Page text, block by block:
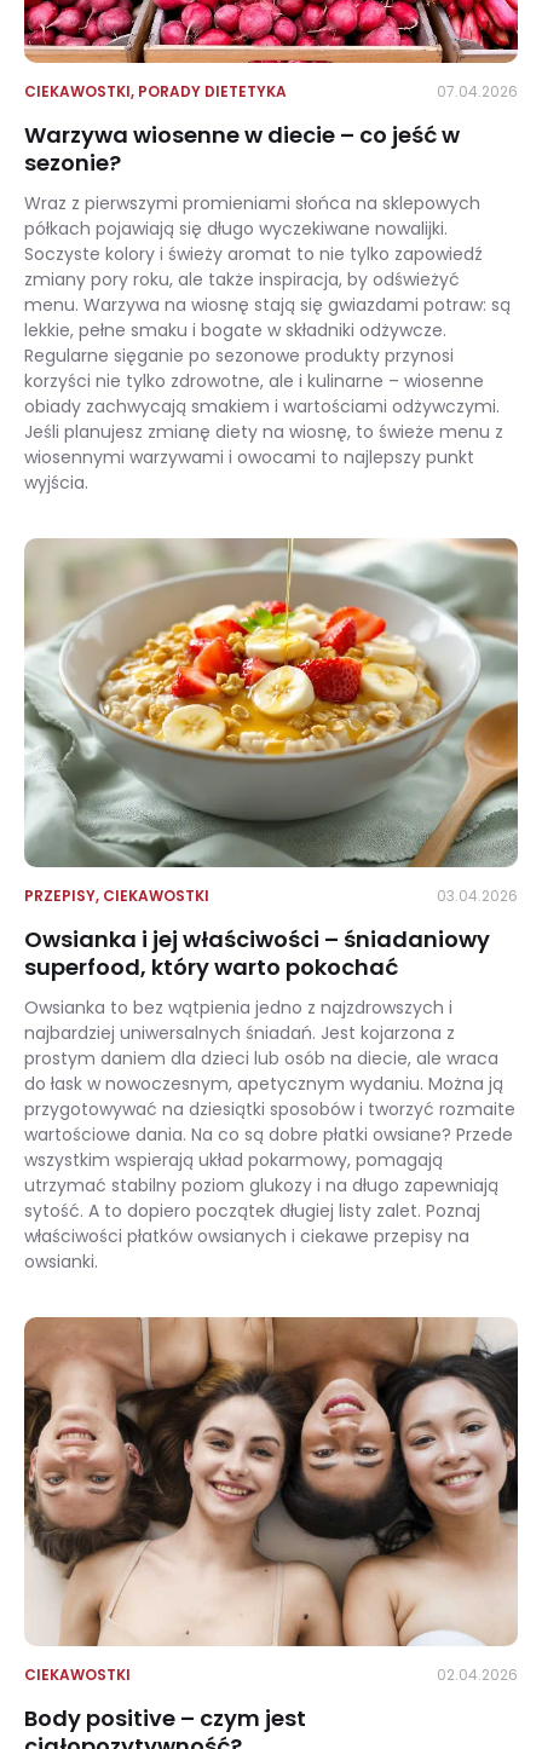
CIEKAWOSTKI, PORADY DIETETYKA 07.04.2026
Warzywa wiosenne w diecie – co jeść w
sezonie?
Wraz z pierwszymi promieniami słońca na sklepowych
półkach pojawiają się długo wyczekiwane nowalijki.
Soczyste kolory i świeży aromat to nie tylko zapowiedź
zmiany pory roku, ale także inspiracja, by odświeżyć
menu. Warzywa na wiosnę stają się gwiazdami potraw: są
lekkie, pełne smaku i bogate w składniki odżywcze.
Regularne sięganie po sezonowe produkty przynosi
korzyści nie tylko zdrowotne, ale i kulinarne – wiosenne
obiady zachwycają smakiem i wartościami odżywczymi.
Jeśli planujesz zmianę diety na wiosnę, to świeże menu z
wiosennymi warzywami i owocami to najlepszy punkt
wyjścia.
PRZEPISY, CIEKAWOSTKI 03.04.2026
Owsianka i jej właściwości – śniadaniowy
superfood, który warto pokochać
Owsianka to bez wątpienia jedno z najzdrowszych i
najbardziej uniwersalnych śniadań. Jest kojarzona z
prostym daniem dla dzieci lub osób na diecie, ale wraca
do łask w nowoczesnym, apetycznym wydaniu. Można ją
przygotowywać na dziesiątki sposobów i tworzyć rozmaite
wartościowe dania. Na co są dobre płatki owsiane? Przede
wszystkim wspierają układ pokarmowy, pomagają
utrzymać stabilny poziom glukozy i na długo zapewniają
sytość. A to dopiero początek długiej listy zalet. Poznaj
właściwości płatków owsianych i ciekawe przepisy na
owsianki.
CIEKAWOSTKI 02.04.2026
Body positive – czym jest